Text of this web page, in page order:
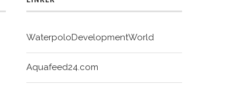
WaterpoloDevelopmentWorld
Aquafeed24.com